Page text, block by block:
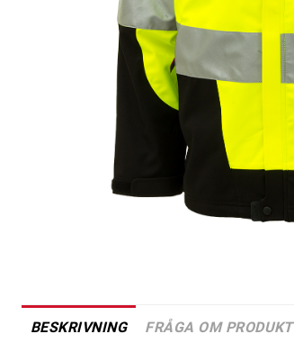
BESKRIVNING FRÅGA OM PRODUKT